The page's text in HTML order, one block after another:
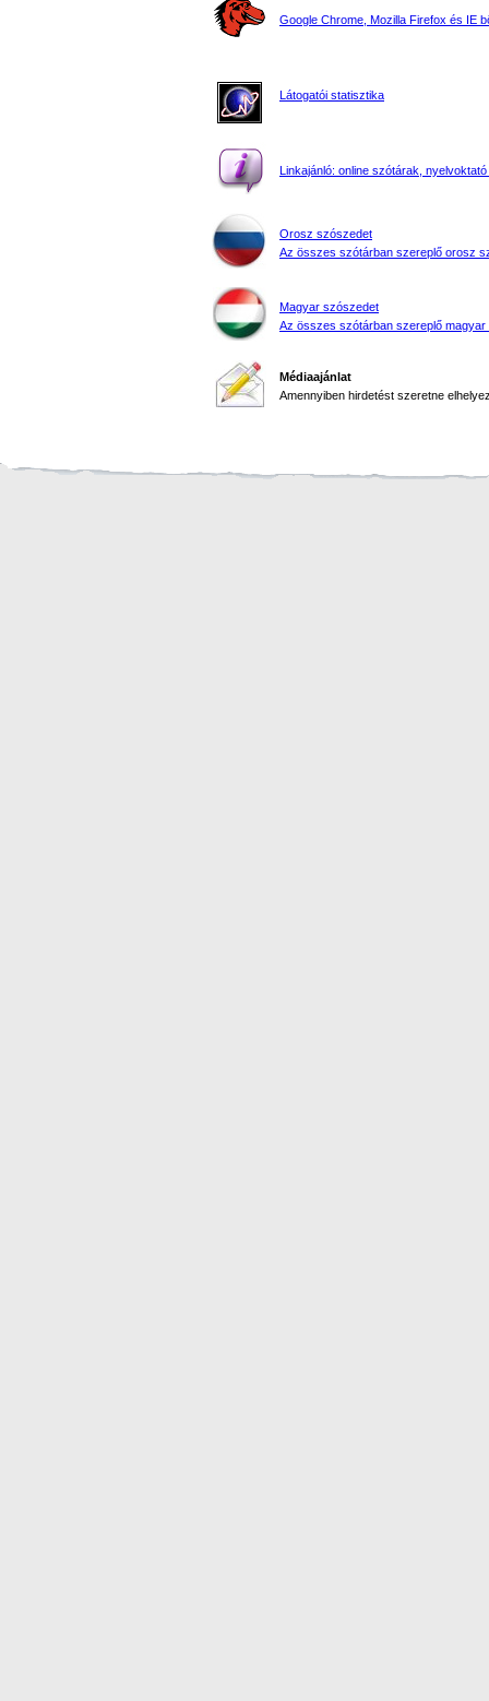
Google Chrome, Mozilla Firefox és IE
Látogatói statisztika
Linkajánló: online szótárak, nyelvoktató
Orosz szószedet
Az összes szótárban szereplő orosz
Magyar szószedet
Az összes szótárban szereplő magyar
Médiaajánlat
Amennyiben hirdetést szeretne